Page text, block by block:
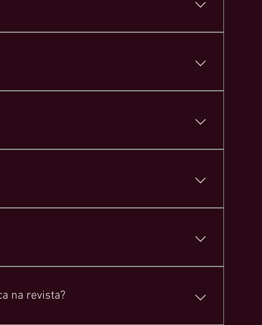
MURARI+55 11 99734-0571EVERTON
YORK, 10019, EUA Escritório no Brasil: R.
CARATINGA, MG, 35300-238 Observação:
na revista?